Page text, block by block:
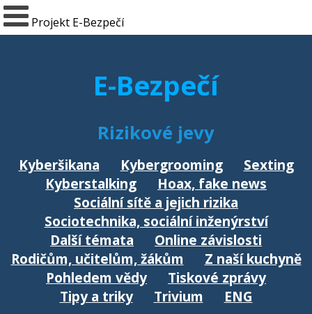
Projekt E-Bezpečí
E-Bezpečí
Rizikové jevy
Kyberšikana Kybergrooming
Sexting
Kyberstalking
Hoax, fake news
Sociální sítě a jejich rizika
Sociotechnika, sociální inženýrství
Další témata
Online závislosti
Rodičům, učitelům, žákům
Z naší kuchyně
Pohledem vědy
Tiskové zprávy
Tipy a triky
Trivium ENG